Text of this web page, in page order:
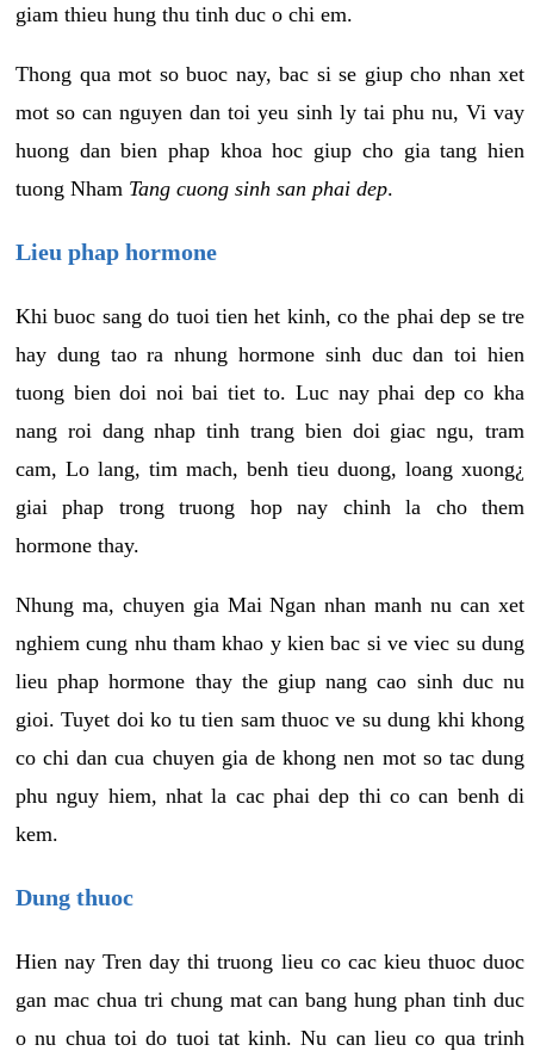
giam thieu hung thu tinh duc o chi em.
Thong qua mot so buoc nay, bac si se giup cho nhan xet
mot so can nguyen dan toi yeu sinh ly tai phu nu, Vi vay
huong dan bien phap khoa hoc giup cho gia tang hien
tuong Nham Tang cuong sinh san phai dep.
Lieu phap hormone
Khi buoc sang do tuoi tien het kinh, co the phai dep se tre
hay dung tao ra nhung hormone sinh duc dan toi hien
tuong bien doi noi bai tiet to. Luc nay phai dep co kha
nang roi dang nhap tinh trang bien doi giac ngu, tram
cam, Lo lang, tim mach, benh tieu duong, loang xuong¿
giai phap trong truong hop nay chinh la cho them
hormone thay.
Nhung ma, chuyen gia Mai Ngan nhan manh nu can xet
nghiem cung nhu tham khao y kien bac si ve viec su dung
lieu phap hormone thay the giup nang cao sinh duc nu
gioi. Tuyet doi ko tu tien sam thuoc ve su dung khi khong
co chi dan cua chuyen gia de khong nen mot so tac dung
phu nguy hiem, nhat la cac phai dep thi co can benh di
kem.
Dung thuoc
Hien nay Tren day thi truong lieu co cac kieu thuoc duoc
gan mac chua tri chung mat can bang hung phan tinh duc
o nu chua toi do tuoi tat kinh. Nu can lieu co qua trinh